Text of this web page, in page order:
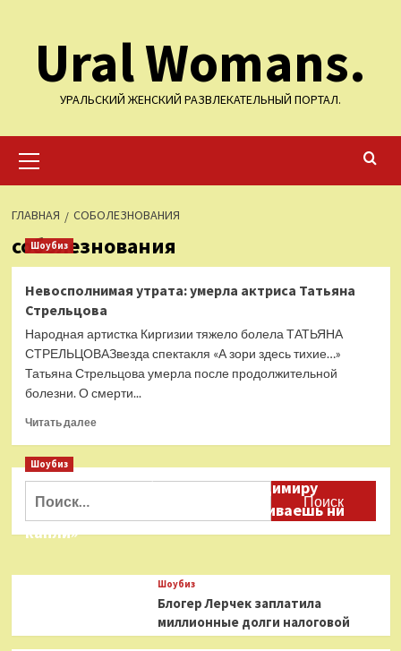
содержимому
Ural Womans.
УРАЛЬСКИЙ ЖЕНСКИЙ РАЗВЛЕКАТЕЛЬНЫЙ ПОРТАЛ.
меню
ГЛАВНАЯ СОБОЛЕЗНОВАНИЯ
соболезнования
Шоубиз
Невосполнимая утрата: умерла актриса Татьяна
Стрельцова
Народная артистка Киргизии тяжело болела ТАТЬЯНА
СТРЕЛЬЦОВАЗвезда спектакля «А зори здесь тихие…»
Татьяна Стрельцова умерла после продолжительной
болезни. О смерти...
Читать далееПрочитать
Невосполнимая
актриса
Татьяна
Шоубиз
Даня Милохин обратился к Владимиру
Соловьеву: «Ты меня не расстраиваешь ни
капли»
Шоубиз
Блогер Лерчек заплатила
миллионные долги налоговой